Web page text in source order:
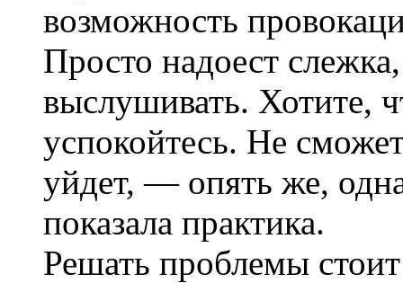
возможность
Просто надоест
выслушивать. Хотите,
успокойтесь. Не
уйдет, — опять же,
показала практика.
Решать проблемы